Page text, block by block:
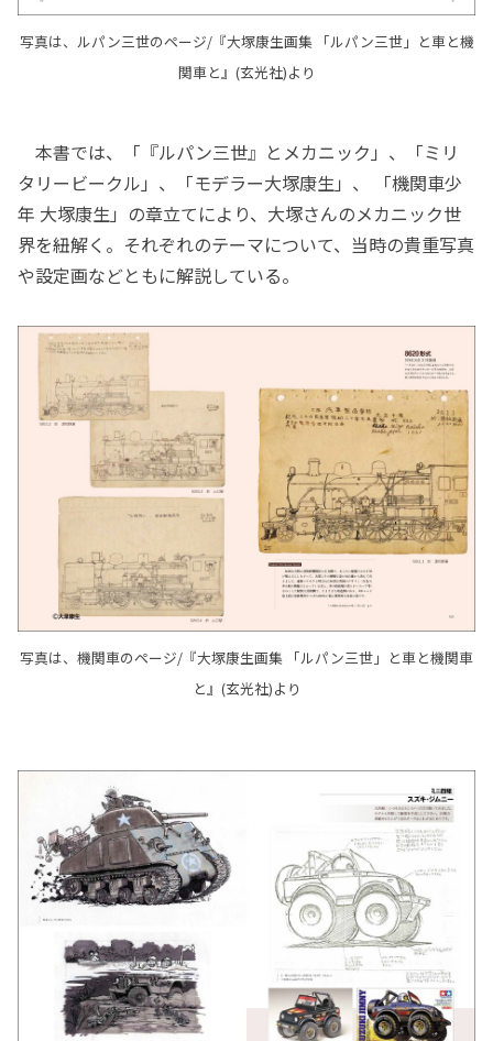
写真は、ルパン三世のページ/『大塚康生画集 「ルパン三世」と車と機
関車と』(玄光社)より
本書では、「『ルパン三世』とメカニック」、「ミリ
タリービークル」、「モデラー大塚康生」、 「機関車少
年 大塚康生」の章立てにより、大塚さんのメカニック世
界を紐解く。それぞれのテーマについて、当時の貴重写真
や設定画などともに解説している。
写真は、機関車のページ/『大塚康生画集 「ルパン三世」と車と機関車
と』(玄光社)より